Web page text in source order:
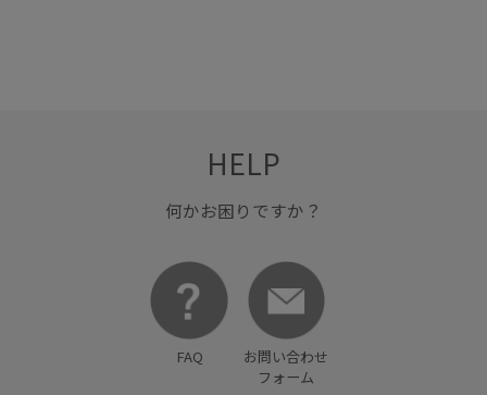
HELP
何かお困りですか？
FAQ
お問い合わせ
フォーム